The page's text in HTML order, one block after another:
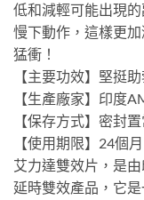
低和減輕可能出現
慢下動作，這樣更
猛衝！
【主要功效】堅挺
【生產廠家】印度
【保存方式】密封
【使用期限】24個月
艾力達雙效片，是
延時雙效產品，它